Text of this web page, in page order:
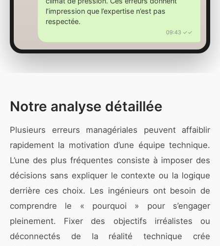
l’impression que l’expertise n’est pas
respectée.
09:43 ✓✓
Notre analyse détaillée
Plusieurs erreurs managériales peuvent affaiblir
rapidement la motivation d’une équipe technique.
L’une des plus fréquentes consiste à imposer des
décisions sans expliquer le contexte ou la logique
derrière ces choix. Les ingénieurs ont besoin de
comprendre le « pourquoi » pour s’engager
pleinement. Fixer des objectifs irréalistes ou
déconnectés de la réalité technique crée